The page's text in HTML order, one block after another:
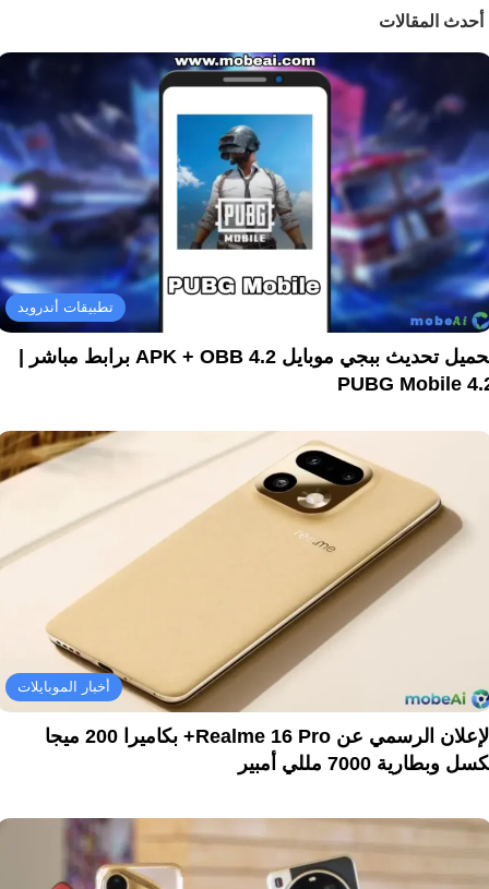
أحدث المقالات
تطبيقات أندرويد
تحميل تحديث ببجي موبايل 4.2 APK + OBB برابط مباشر |
PUBG Mobile
أخبار الموبايلات
الإعلان الرسمي عن Realme 16 Pro+ بكاميرا 200 ميجا
وبطارية 7000 مللي أمبير